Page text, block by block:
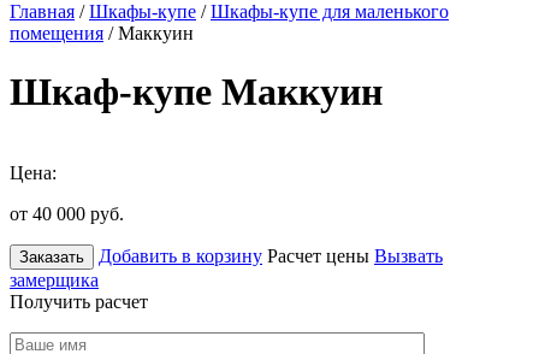
Главная /Шкафы-купе /Шкафы-купе для маленького
помещения / Маккуин
Шкаф-купе Маккуин
Цена:
от 40 000 руб.
Заказать Добавить в корзину Расчет цены Вызвать
замерщика
Получить расчет